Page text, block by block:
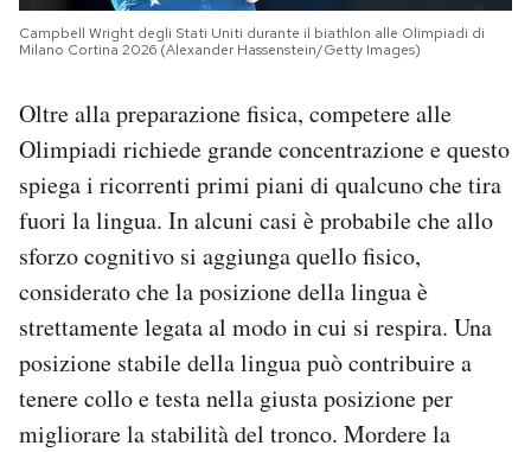
Campbell Wright degli Stati Uniti durante il biathlon alle Olimpiadi di
Milano Cortina 2026 (Alexander Hassenstein/Getty Images)
Oltre alla preparazione fisica, competere alle
Olimpiadi richiede grande concentrazione e questo
spiega i ricorrenti primi piani di qualcuno che tira
fuori la lingua. In alcuni casi è probabile che allo
sforzo cognitivo si aggiunga quello fisico,
considerato che la posizione della lingua è
strettamente legata al modo in cui si respira. Una
posizione stabile della lingua può contribuire a
tenere collo e testa nella giusta posizione per
migliorare la stabilità del tronco. Mordere la